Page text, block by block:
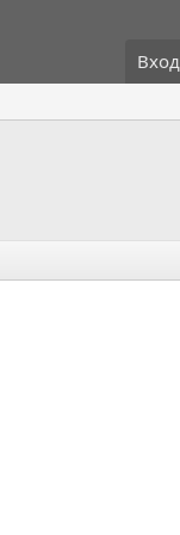
Вход